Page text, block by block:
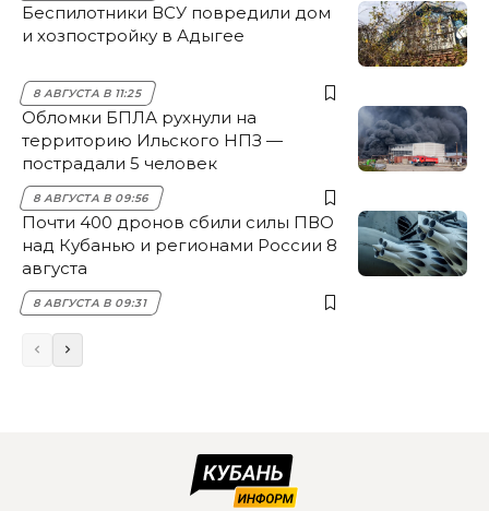
Беспилотники ВСУ повредили дом
и хозпостройку в Адыгее
8 АВГУСТА В 11:25
Обломки БПЛА рухнули на
территорию Ильского НПЗ —
пострадали 5 человек
8 АВГУСТА В 09:56
Почти 400 дронов сбили силы ПВО
над Кубанью и регионами России 8
августа
8 АВГУСТА В 09:31